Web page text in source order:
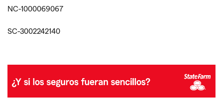
NC-1000069067
SC-3002242140